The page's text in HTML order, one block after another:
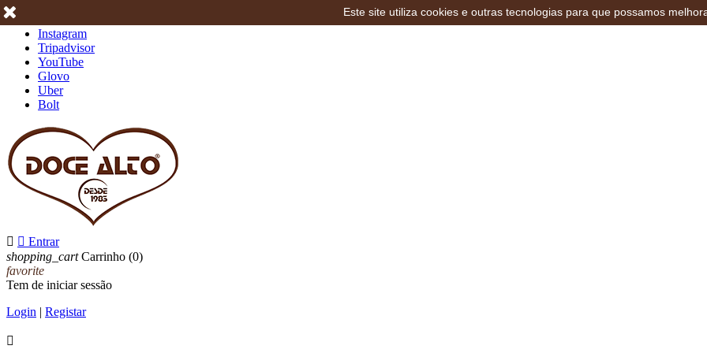
Instagram
Tripadvisor
YouTube
Glovo
Uber
Bolt
  Entrar
shopping_cart Carrinho (0)
favorite
Tem de iniciar sessão
Login | Registar

Este site utiliza cookies e outras tecnologias para que possamos